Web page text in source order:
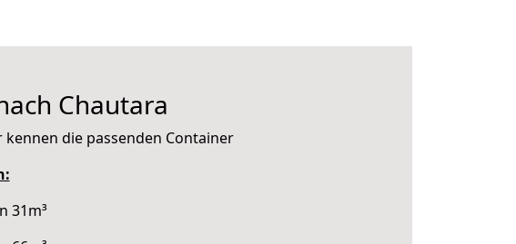
Chautara
die passenden Container
31m³